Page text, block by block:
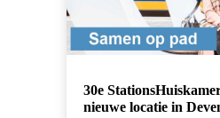
30e
nieuwe locatie in